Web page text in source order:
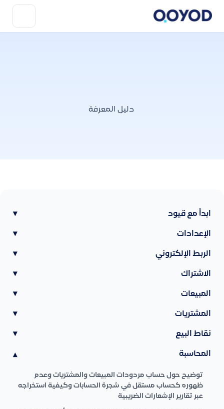
دليل المعرفة
ابدأ مع قيود ▾
الإعدادات ▾
الربط الإلكتروني ▾
الاشتراك ▾
المبيعات ▾
المشتريات ▾
نقاط البيع ▾
المحاسبة ▾
توضيح حول حساب مردودات المبيعات والمشتريات وعدم
ظهوره كحساب مستقل في شجرة الحسابات وكيفية استخراجه
عبر تقارير الإشعارات الضريبية